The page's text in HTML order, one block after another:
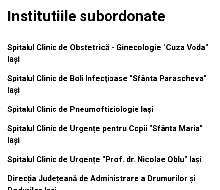
Institutiile subordonate
Spitalul Clinic de Obstetrică - Ginecologie "Cuza Voda"
Iași
Spitalul Clinic de Boli Infecțioase "Sfânta Parascheva"
Iași
Spitalul Clinic de Pneumoftiziologie Iași
Spitalul Clinic de Urgențe pentru Copii "Sfânta Maria"
Iași
Spitalul Clinic de Urgențe "Prof. dr. Nicolae Oblu" Iași
Direcția Județeană de Administrare a Drumurilor și